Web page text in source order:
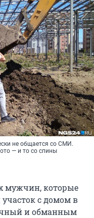
не общается со СМИ.
— и то со спины
мужчин, которые
с домом в
и обманным